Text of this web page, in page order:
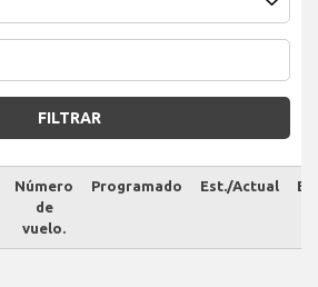
FILTRAR
Número
de
vuelo.
Programado Est./Actual